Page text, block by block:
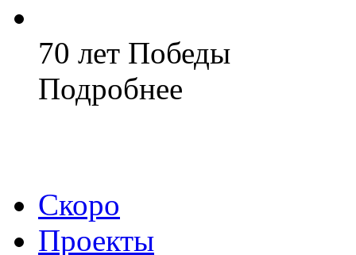
70 лет Победы
Подробнее
Скоро
Проекты